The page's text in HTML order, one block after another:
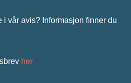
vår avis? Informasjon ﬁnner du
her